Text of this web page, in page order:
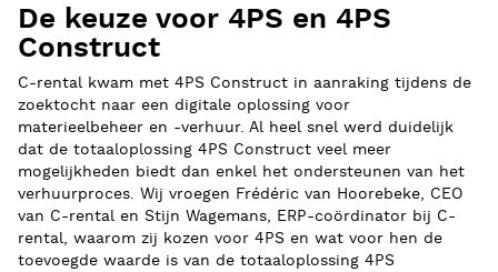
De keuze voor 4PS en 4PS
Construct
C-rental kwam met 4PS Construct in aanraking tijdens de
zoektocht naar een digitale oplossing voor
materieelbeheer en -verhuur. Al heel snel werd duidelijk
dat de totaaloplossing 4PS Construct veel meer
mogelijkheden biedt dan enkel het ondersteunen van het
verhuurproces. Wij vroegen Frédéric van Hoorebeke, CEO
van C-rental en Stijn Wagemans, ERP-coördinator bij C-
rental, waarom zij kozen voor 4PS en wat voor hen de
toevoegde waarde is van de totaaloplossing 4PS